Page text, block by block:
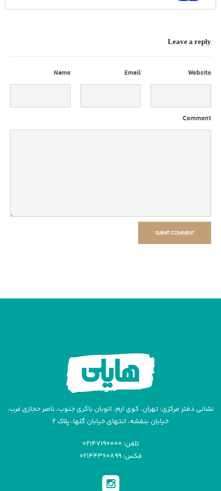
Leave a reply
Name Email Website
Comment
SUBMIT COMMENT
نشانی دفتر مرکزی: تهران، کوی ارم، اتوبان باکری جنوب، ناصر حجازی غرب،
خیابان بنفشه، انتهای خیابان گلها، پلاک ۲
تلفن: ۰۲۱۴۷۱۹۰۰۰۰
فکس: ۰۲۱۴۴۳۶۰۸۹۹